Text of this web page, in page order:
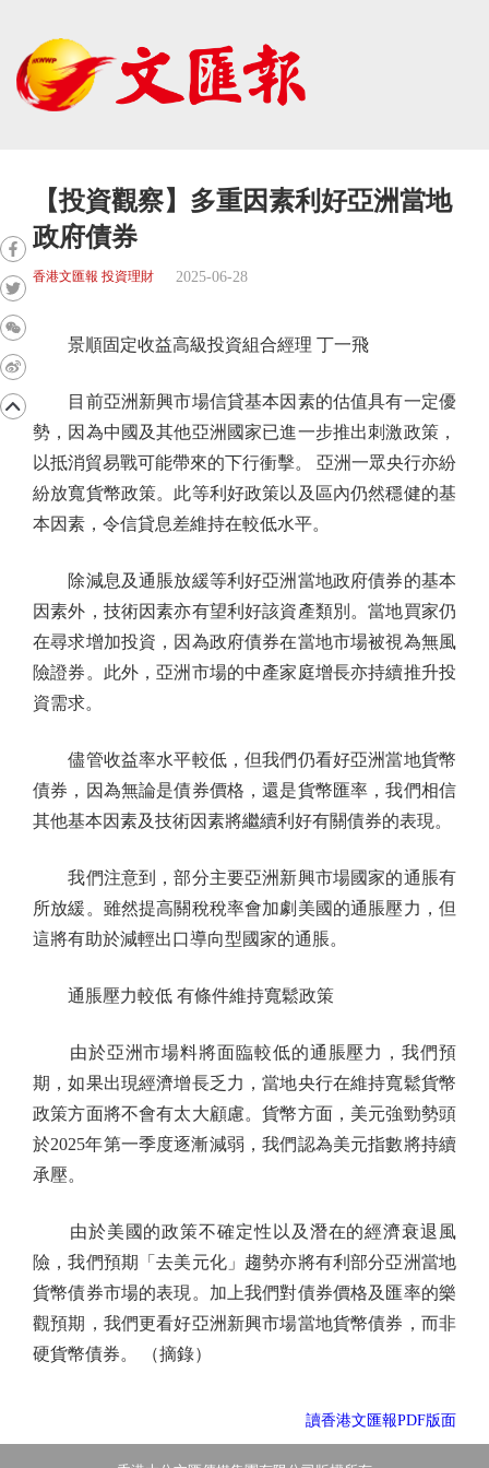
【投資觀察】多重因素利好亞洲當地
政府債券
香港文匯報 投資理財 2025-06-28
景順固定收益高級投資組合經理 丁一飛
目前亞洲新興市場信貸基本因素的估值具有一定優
勢，因為中國及其他亞洲國家已進一步推出刺激政策，
以抵消貿易戰可能帶來的下行衝擊。 亞洲一眾央行亦紛
紛放寬貨幣政策。此等利好政策以及區內仍然穩健的基
本因素，令信貸息差維持在較低水平。
除減息及通脹放緩等利好亞洲當地政府債券的基本
因素外，技術因素亦有望利好該資產類別。當地買家仍
在尋求增加投資，因為政府債券在當地市場被視為無風
險證券。此外，亞洲市場的中產家庭增長亦持續推升投
資需求。
儘管收益率水平較低，但我們仍看好亞洲當地貨幣
債券，因為無論是債券價格，還是貨幣匯率，我們相信
其他基本因素及技術因素將繼續利好有關債券的表現。
我們注意到，部分主要亞洲新興市場國家的通脹有
所放緩。雖然提高關稅稅率會加劇美國的通脹壓力，但
這將有助於減輕出口導向型國家的通脹。
通脹壓力較低 有條件維持寬鬆政策
由於亞洲市場料將面臨較低的通脹壓力，我們預
期，如果出現經濟增長乏力，當地央行在維持寬鬆貨幣
政策方面將不會有太大顧慮。貨幣方面，美元強勁勢頭
於2025年第一季度逐漸減弱，我們認為美元指數將持續
承壓。
由於美國的政策不確定性以及潛在的經濟衰退風
險，我們預期「去美元化」趨勢亦將有利部分亞洲當地
貨幣債券市場的表現。加上我們對債券價格及匯率的樂
觀預期，我們更看好亞洲新興市場當地貨幣債券，而非
硬貨幣債券。 （摘錄）
讀香港文匯報PDF版面